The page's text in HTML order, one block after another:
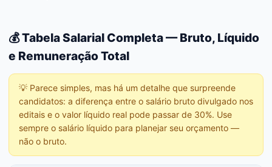
💰 Tabela Salarial Completa — Bruto, Líquido
e Remuneração Total
💡 Parece simples, mas há um detalhe que surpreende
candidatos: a diferença entre o salário bruto divulgado nos
editais e o valor líquido real pode passar de 30%. Use
sempre o salário líquido para planejar seu orçamento —
não o bruto.